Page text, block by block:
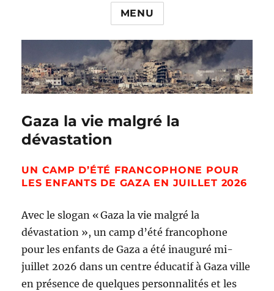
MENU
Gaza la vie malgré la
dévastation
UN CAMP D’ÉTÉ FRANCOPHONE POUR
LES ENFANTS DE GAZA EN JUILLET 2026
Avec le slogan « Gaza la vie malgré la
dévastation », un camp d’été francophone
pour les enfants de Gaza a été inauguré mi-
juillet 2026 dans un centre éducatif à Gaza ville
en présence de quelques personnalités et les